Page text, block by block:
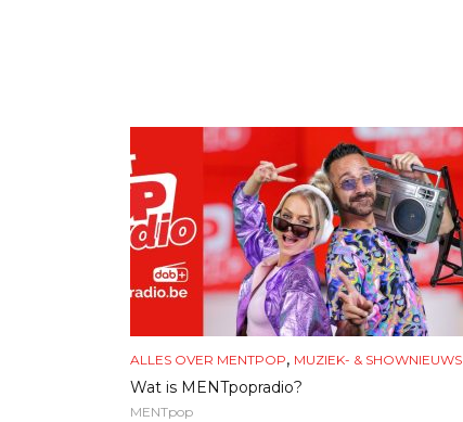
ALLES OVER MENTPOP, MUZIEK- & SHOWNIEUWS
Wat is MENTpopradio?
MENTpop